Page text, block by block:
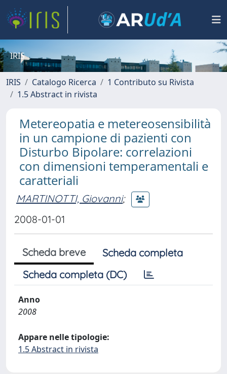
IRIS
IRIS Catalogo Ricerca
1 Contributo su Rivista
1.5 Abstract in rivista
Metereopatia e metereosensibilità
in un campione di pazienti con
Disturbo Bipolare: correlazioni
con dimensioni temperamentali e
caratteriali
MARTINOTTI, Giovanni;
2008-01-01
Scheda breve
Scheda completa
Scheda completa (DC)
Anno
2008
Appare nelle tipologie:
1.5 Abstract in rivista